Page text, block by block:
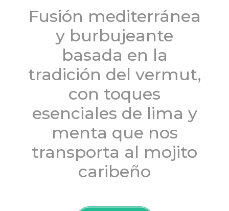
Fusión mediterránea
y burbujeante
basada en la
tradición del vermut,
con toques
esenciales de lima y
menta que nos
transporta al mojito
caribeño